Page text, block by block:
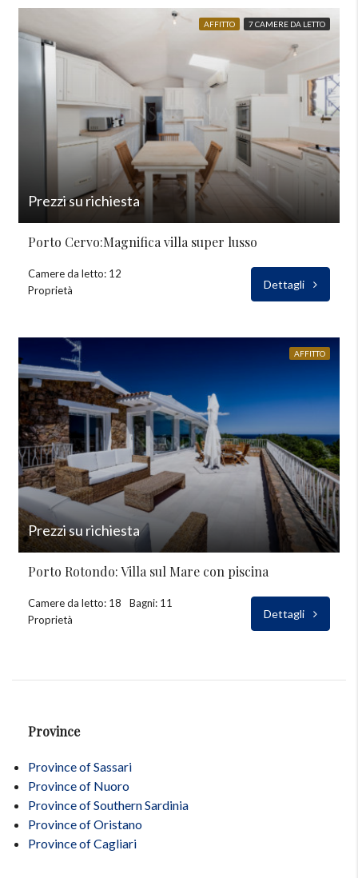
AFFITTO 7 CAMERE DA LETTO
Prezzi su richiesta
Porto Cervo:Magnifica villa super lusso
Camere da letto: 12
Proprietà
Dettagli
AFFITTO
Prezzi su richiesta
Porto Rotondo: Villa sul Mare con piscina
Camere da letto: 18
Bagni: 11
Proprietà
Dettagli
Province
Province of Sassari
Province of Nuoro
Province of Southern Sardinia
Province of Oristano
Province of Cagliari